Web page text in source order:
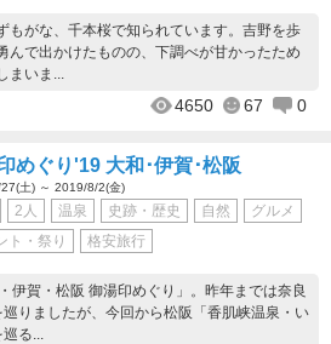
もがな、千本桜で知られています。吉野を歩
んで出かけたものの、下調べが甘かったため
まいま...
4650 67 0
めぐり'19 大和･伊賀･松阪
土) ～ 2019/8/2(金)
2人 温泉 史跡・歴史 自然
グルメ
ト・祭り
格安旅行
伊賀・松阪 御湯印めぐり」。昨年までは奈良
りましたが、今回から松阪「香肌峡温泉・い
る...